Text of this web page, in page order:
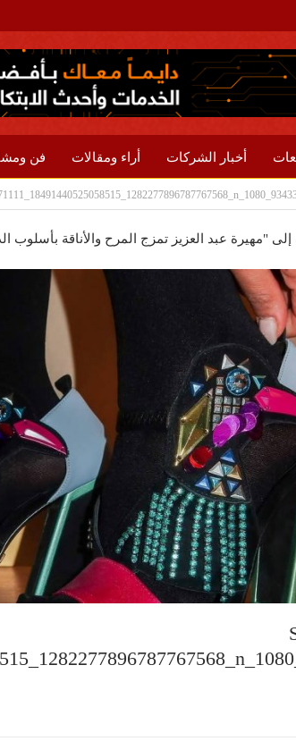
أخبار الشركات أراء ومقالات فن
إلى "مهيرة عبد العزيز تمزج المرح والأناقة بأسلوب